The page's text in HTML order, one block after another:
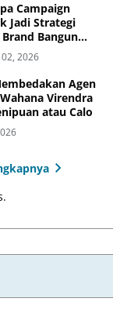
Campaign
Jadi Strategi
Bangun
di Media Sosial
2026
Agen
Virendra
atau Calo